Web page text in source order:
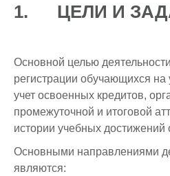
Внедрение результатов НИР
Отдел международного
Отдел организации практик
Отдел офис регистратора
Отдел дистанционных
Центр тестирования
Видеогалерея
Психологическая помощь
Студенческие научные
Неформальное обучение
Массовые открытые онлайн-
Приемные часы отделов и
1. ЦЕЛИ И
Основной целью
регистрации обучающихся
учет освоенных кредитов,
промежуточной и итоговой
истории учебных
Основными направлениями
являются: